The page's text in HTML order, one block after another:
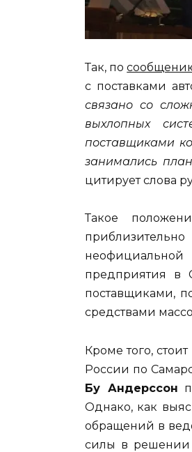
Так, по
с поставками
связано со
выхлопных
поставщиками
занимались
цитирует слова
Такое
неофициальной
предприятия в
поставщиками,
средствами
Кроме того,
России по
Бу Андерссон
Однако, как
обращений в
силы в решении